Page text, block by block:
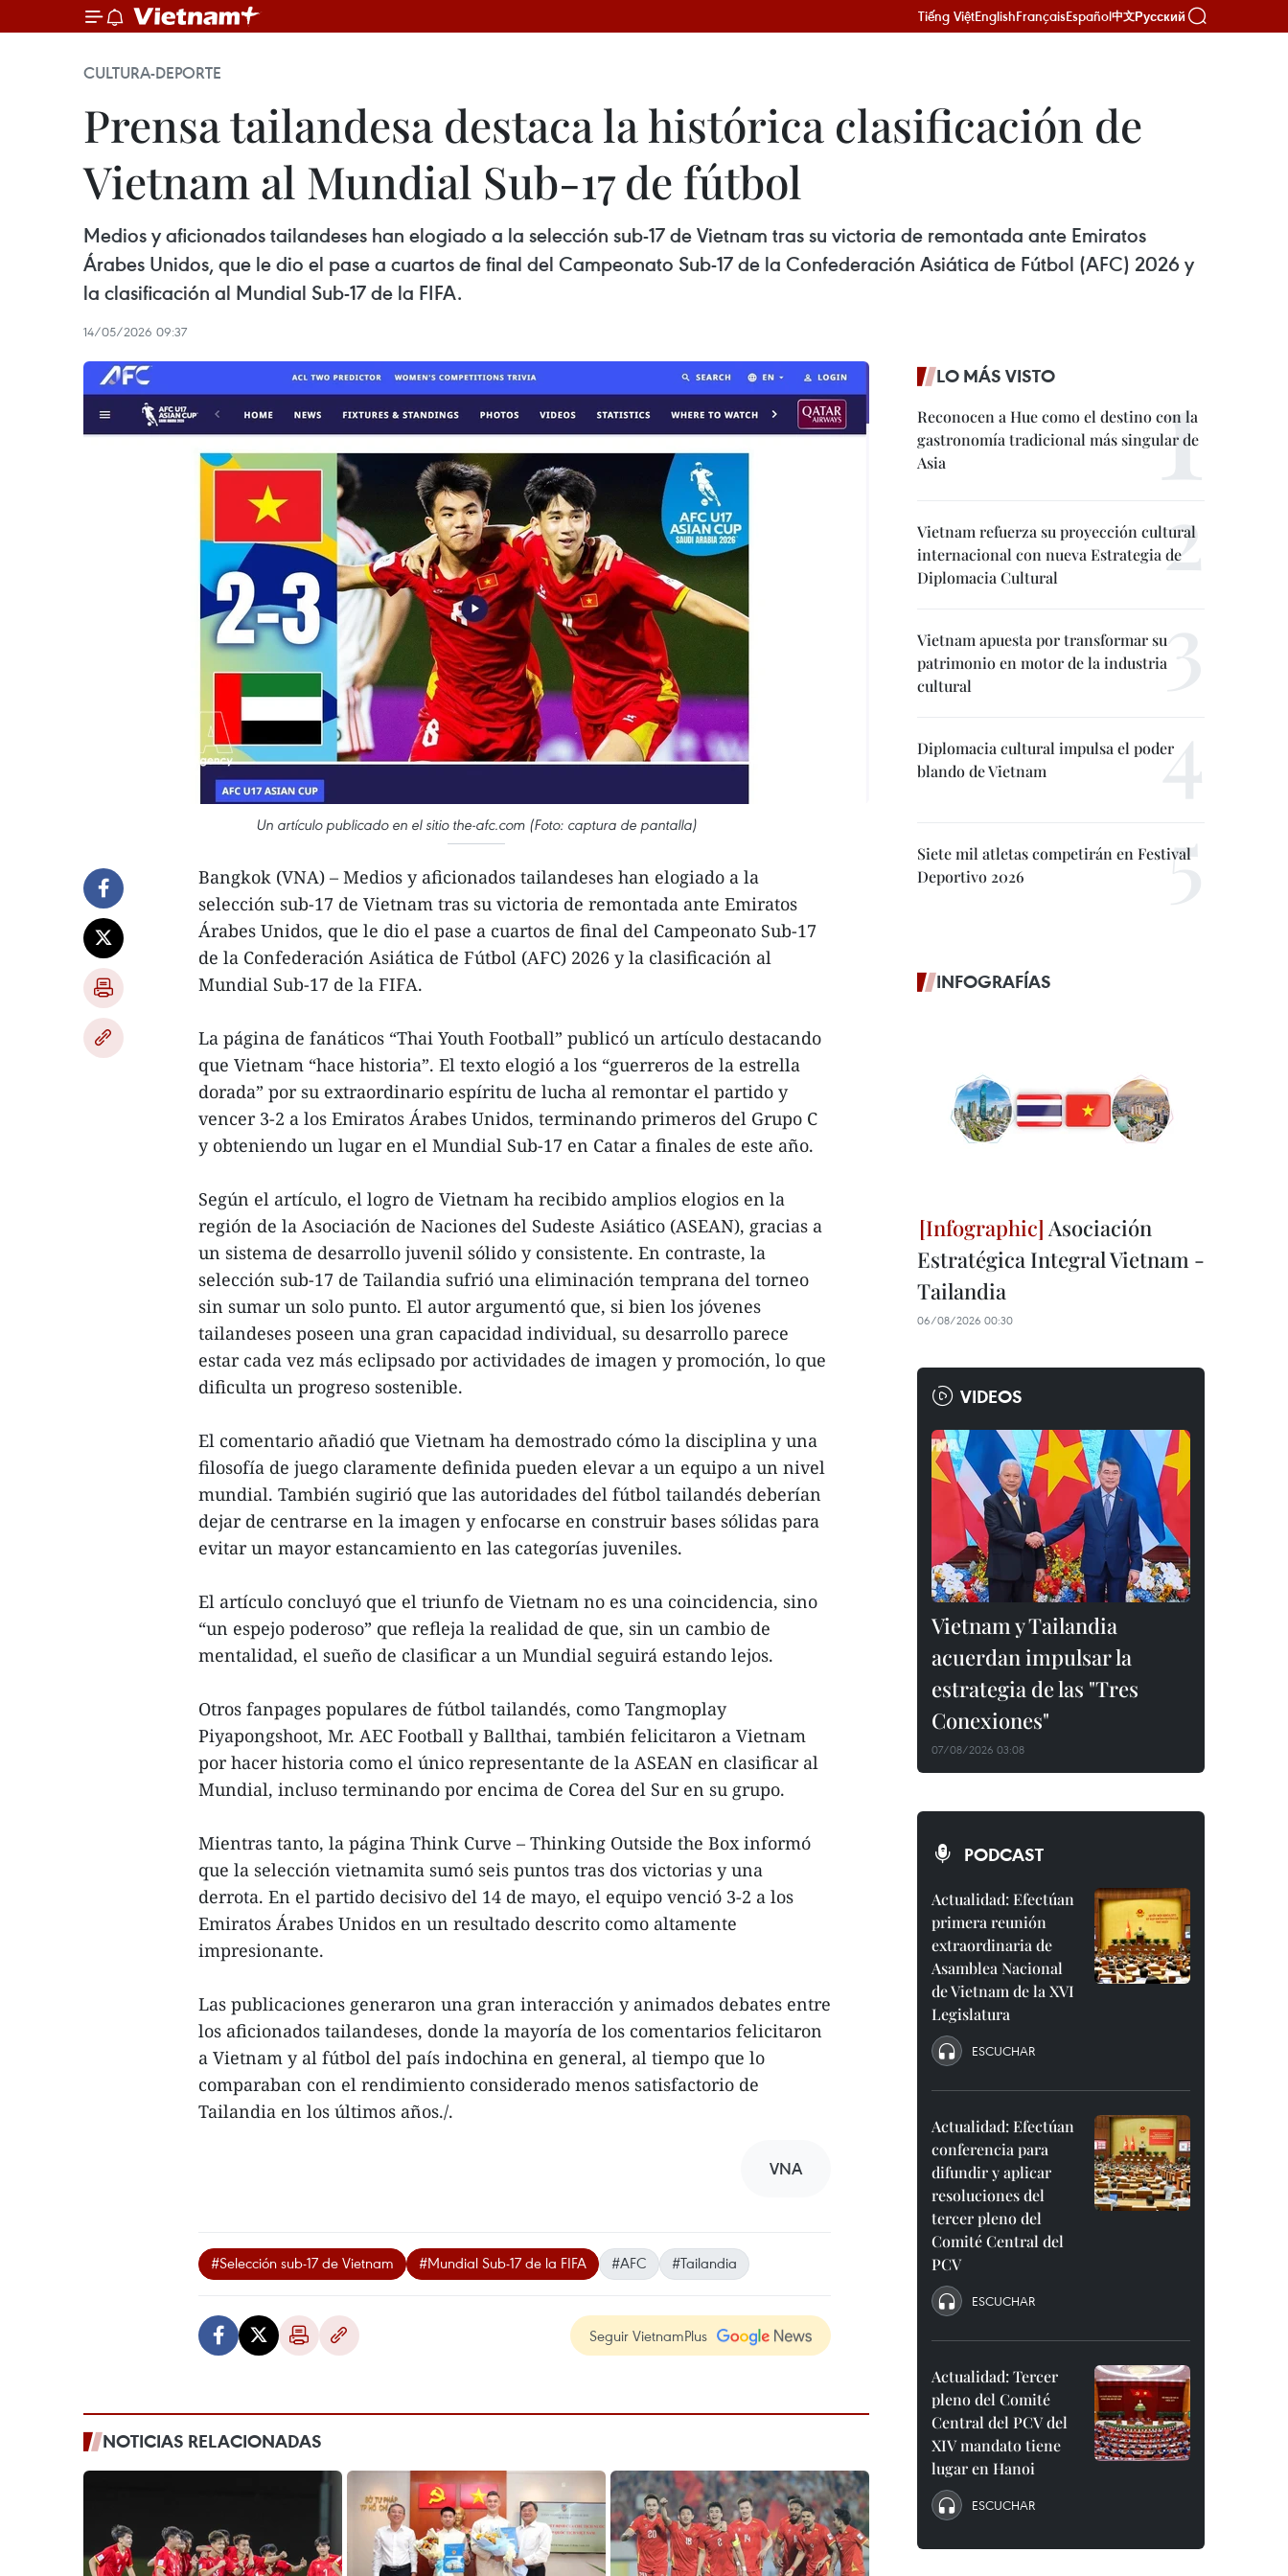
Tiếng ViệtEnglishFrançaisEspañol中文Русский
CULTURA-DEPORTE
Prensa tailandesa destaca la histórica clasificación de
Vietnam al Mundial Sub-17 de fútbol
Medios y aficionados tailandeses han elogiado a la selección sub-17 de Vietnam tras su victoria de remontada ante Emiratos
Árabes Unidos, que le dio el pase a cuartos de final del Campeonato Sub-17 de la Confederación Asiática de Fútbol (AFC) 2026 y
la clasificación al Mundial Sub-17 de la FIFA.
14/05/2026 09:37
Un artículo publicado en el sitio the-afc.com (Foto: captura de pantalla)
Bangkok (VNA) – Medios y aficionados tailandeses han elogiado a la
selección sub-17 de Vietnam tras su victoria de remontada ante Emiratos
Árabes Unidos, que le dio el pase a cuartos de final del Campeonato Sub-17
de la Confederación Asiática de Fútbol (AFC) 2026 y la clasificación al
Mundial Sub-17 de la FIFA.
La página de fanáticos “Thai Youth Football” publicó un artículo destacando
que Vietnam “hace historia”. El texto elogió a los “guerreros de la estrella
dorada” por su extraordinario espíritu de lucha al remontar el partido y
vencer 3-2 a los Emiratos Árabes Unidos, terminando primeros del Grupo C
y obteniendo un lugar en el Mundial Sub-17 en Catar a finales de este año.
Según el artículo, el logro de Vietnam ha recibido amplios elogios en la
región de la Asociación de Naciones del Sudeste Asiático (ASEAN), gracias a
un sistema de desarrollo juvenil sólido y consistente. En contraste, la
selección sub-17 de Tailandia sufrió una eliminación temprana del torneo
sin sumar un solo punto. El autor argumentó que, si bien los jóvenes
tailandeses poseen una gran capacidad individual, su desarrollo parece
estar cada vez más eclipsado por actividades de imagen y promoción, lo que
dificulta un progreso sostenible.
El comentario añadió que Vietnam ha demostrado cómo la disciplina y una
filosofía de juego claramente definida pueden elevar a un equipo a un nivel
mundial. También sugirió que las autoridades del fútbol tailandés deberían
dejar de centrarse en la imagen y enfocarse en construir bases sólidas para
evitar un mayor estancamiento en las categorías juveniles.
El artículo concluyó que el triunfo de Vietnam no es una coincidencia, sino
“un espejo poderoso” que refleja la realidad de que, sin un cambio de
mentalidad, el sueño de clasificar a un Mundial seguirá estando lejos.
Otros fanpages populares de fútbol tailandés, como Tangmoplay
Piyapongshoot, Mr. AEC Football y Ballthai, también felicitaron a Vietnam
por hacer historia como el único representante de la ASEAN en clasificar al
Mundial, incluso terminando por encima de Corea del Sur en su grupo.
Mientras tanto, la página Think Curve – Thinking Outside the Box informó
que la selección vietnamita sumó seis puntos tras dos victorias y una
derrota. En el partido decisivo del 14 de mayo, el equipo venció 3-2 a los
Emiratos Árabes Unidos en un resultado descrito como altamente
impresionante.
Las publicaciones generaron una gran interacción y animados debates entre
los aficionados tailandeses, donde la mayoría de los comentarios felicitaron
a Vietnam y al fútbol del país indochina en general, al tiempo que lo
comparaban con el rendimiento considerado menos satisfactorio de
Tailandia en los últimos años./.
VNA
#Selección sub-17 de Vietnam #Mundial Sub-17 de la FIFA #AFC #Tailandia
Seguir VietnamPlus
NOTICIAS RELACIONADAS
LO MÁS VISTO
Reconocen a Hue como el destino con la
gastronomía tradicional más singular de
Asia
Vietnam refuerza su proyección cultural
internacional con nueva Estrategia de
Diplomacia Cultural
Vietnam apuesta por transformar su
patrimonio en motor de la industria
cultural
Diplomacia cultural impulsa el poder
blando de Vietnam
Siete mil atletas competirán en Festival
Deportivo 2026
INFOGRAFÍAS
Asociación
Estratégica Integral Vietnam -
Tailandia
06/08/2026 00:30
VIDEOS
Vietnam y Tailandia
acuerdan impulsar la
estrategia de las "Tres
Conexiones"
07/08/2026 03:08
PODCAST
Actualidad: Efectúan
primera reunión
extraordinaria de
Asamblea Nacional
de Vietnam de la XVI
Legislatura
ESCUCHAR
Actualidad: Efectúan
conferencia para
difundir y aplicar
resoluciones del
tercer pleno del
Comité Central del
PCV
ESCUCHAR
Actualidad: Tercer
pleno del Comité
Central del PCV del
XIV mandato tiene
lugar en Hanoi
ESCUCHAR